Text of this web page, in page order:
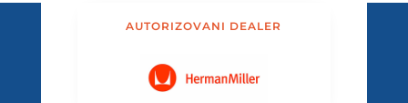
AUTORIZOVANI DEALER